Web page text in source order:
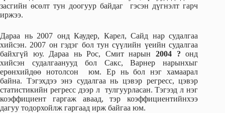
засгийн өсөлт тун доогуур байдаг гэсэн дүгнэлт гарч
иржээ.
Дараа нь 2007 онд Каудер, Карел, Сайд нар судалгаа
хийсэн. 2007 он гэдэг бол тун сүүлийн үеийн судалгаа
байхгүй юу. Дараа нь Рос, Смит нарын2004 ?онд
хийсэн судалгаанууд бол Сакс, Варнер нарынхыг
ерөнхийдөө нотолсон юм. Ер нь бол нэг хамаарал
байна. Тэгэхдээ энэ судалгаа нь цэвэр регресс, цэвэр
статистикийн регресс дээр л тулгуурласан. Тэгээд л нэг
коэффициент гаргаж аваад, тэр коэффициентийнхээ
дагуу тодорхойлж гаргаад ирж байгаа юм.